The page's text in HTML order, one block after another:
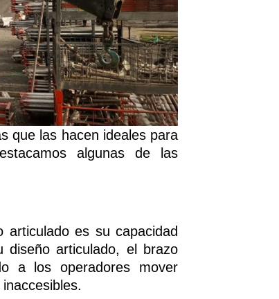
que las hacen ideales para
algunas de las
es su capacidad
articulado, el brazo
a los operadores mover